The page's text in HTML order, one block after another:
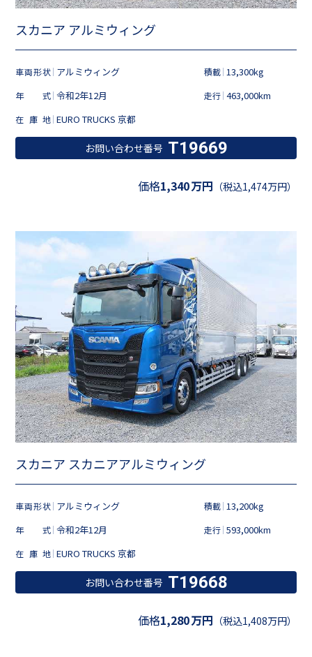
スカニア アルミウィング
車両形状 アルミウィング 積載 13,300kg
年式 令和2年12月 走行 463,000km
在庫地 EURO TRUCKS 京都
お問い合わせ番号 T19669
価格1,340万円 （税込1,474万円）
スカニア スカニアアルミウィング
車両形状 アルミウィング 積載 13,200kg
年式 令和2年12月 走行 593,000km
在庫地 EURO TRUCKS 京都
お問い合わせ番号 T19668
価格1,280万円 （税込1,408万円）